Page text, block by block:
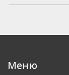
Меню